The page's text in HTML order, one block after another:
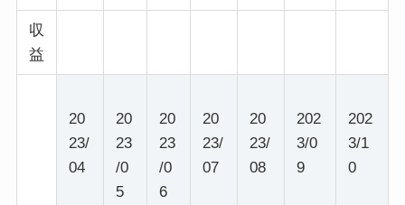
収
益
20
23/
04
20
23
/0
5
20
23
/0
6
20
23/
07
20
23/
08
202
3/0
9
202
3/1
0